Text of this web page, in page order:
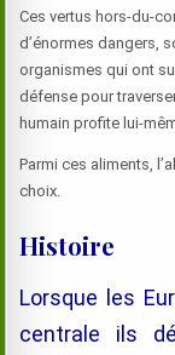
Ces vertus hors-du-
d’énormes dangers,
organismes qui ont
défense pour
humain profite lui-
Parmi ces aliments,
choix.
Histoire
Lorsque les
centrale ils